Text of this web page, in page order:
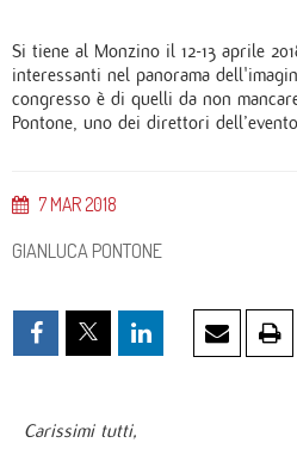
Si tiene al Monzino il 12-13 aprile
interessanti nel panorama
congresso è di quelli da non
Pontone, uno dei direttori dell’evento.
7 MAR 2018
GIANLUCA PONTONE
Carissimi tutti,